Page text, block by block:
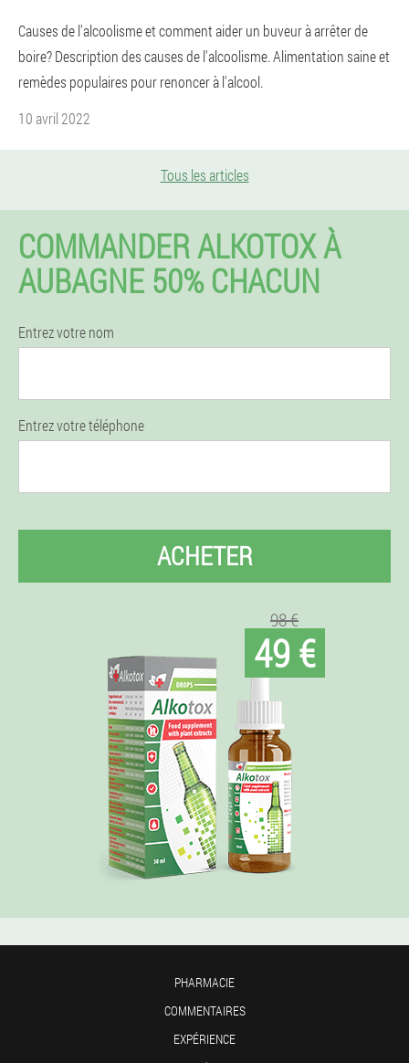
Causes de l'alcoolisme et comment aider un buveur à arrêter de
boire? Description des causes de l'alcoolisme. Alimentation saine et
remèdes populaires pour renoncer à l'alcool.
10 avril 2022
Tous les articles
COMMANDER ALKOTOX À
AUBAGNE 50% CHACUN
Entrez votre nom
Entrez votre téléphone
ACHETER
98 €
49 €
PHARMACIE
COMMENTAIRES
EXPÉRIENCE